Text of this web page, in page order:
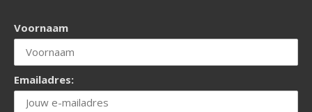
Voornaam
Emailadres: